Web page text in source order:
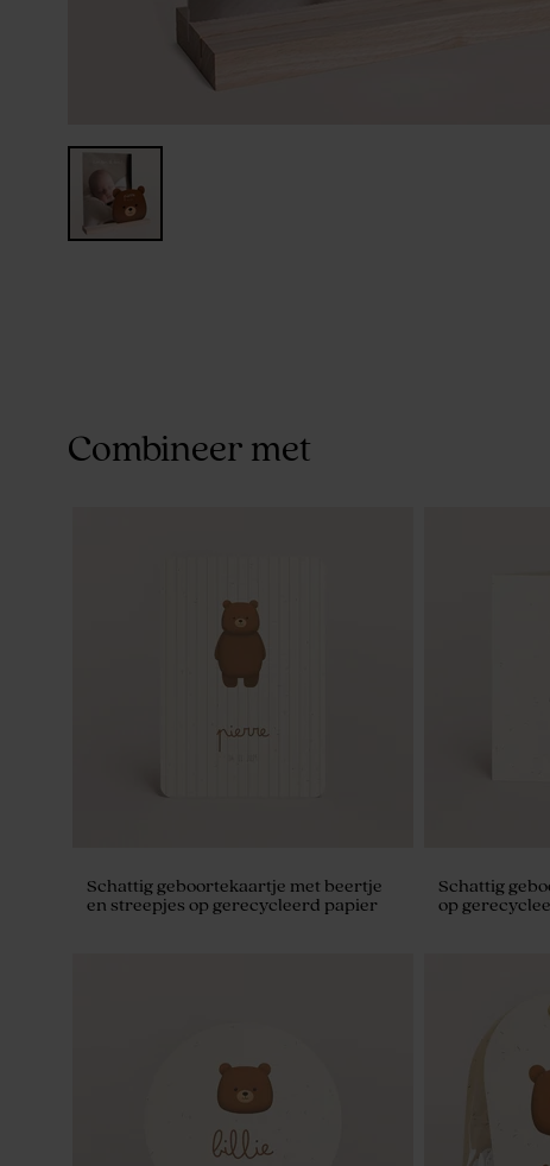
Combineer met
Schattig geboortekaartje met beertje
en streepjes op gerecycleerd papier
Schattig
op